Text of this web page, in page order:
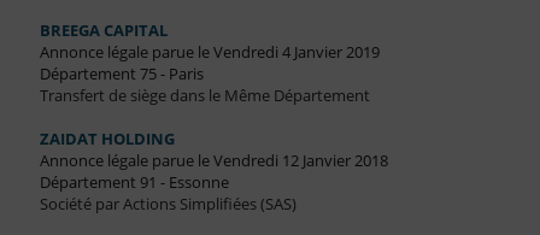
BREEGA CAPITAL
Annonce légale parue le Vendredi 4 Janvier 2019
Département 75 - Paris
Transfert de siège dans le Même Département
ZAIDAT HOLDING
Annonce légale parue le Vendredi 12 Janvier 2018
Département 91 - Essonne
Société par Actions Simplifiées (SAS)